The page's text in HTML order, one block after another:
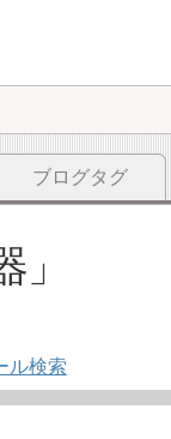
ブログタグ
ル検索